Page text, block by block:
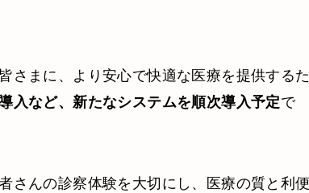
さまに、より安心で快適な医療を提供するた
入など、新たなシステムを順次導入予定で
さんの診察体験を大切にし、医療の質と利便